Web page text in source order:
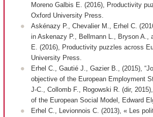
Moreno Galbis E. (2016), Productivity
Oxford University Press.
Askénazy P., Chevalier M., Erhel C.
in Askenazy P., Bellmann L., Bryson A.,
E. (2016), Productivity puzzles across
University Press.
Erhel C., Gautié J., Gazier B., (2015),
objective of the European Employment
J-C., Collomb F., Rogowski R. (dir,
of the European Social Model, Edward
Erhel C., Levionnois C. (2013), « Les